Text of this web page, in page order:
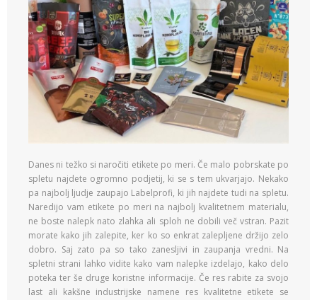
Danes ni težko si naročiti etikete po meri. Če malo pobrskate po
spletu najdete ogromno podjetij, ki se s tem ukvarjajo. Nekako
pa najbolj ljudje zaupajo Labelprofi, ki jih najdete tudi na spletu.
Naredijo vam etikete po meri na najbolj kvalitetnem materialu,
ne boste nalepk nato zlahka ali sploh ne dobili več vstran. Pazit
morate kako jih zalepite, ker ko so enkrat zalepljene držijo zelo
dobro. Saj zato pa so tako zanesljivi in zaupanja vredni. Na
spletni strani lahko vidite kako vam nalepke izdelajo, kako delo
poteka ter še druge koristne informacije. Če res rabite za svojo
last ali kakšne industrijske namene res kvalitetne etikete se